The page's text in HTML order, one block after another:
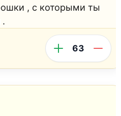
, с которыми ты
.
63